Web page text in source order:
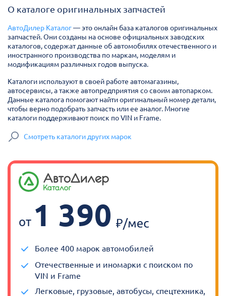
О каталоге оригинальных запчастей
АвтоДилер Каталог— это онлайн база каталогов оригинальных
запчастей. Они созданы на основе официальных заводских
каталогов, содержат данные об автомобилях отечественного и
иностранного производства по маркам, моделям и
модификациям различных годов выпуска.
Каталоги используют в своей работе автомагазины,
автосервисы, а также автопредприятия со своим автопарком.
Данные каталога помогают найти оригинальный номер детали,
чтобы верно подобрать запчасть или ее аналог. Многие
каталоги поддерживают поиск по VIN и Frame.
Смотреть каталоги других марок
от 1 390
Более 400 марок автомобилей
Отечественные и иномарки с поиском по
VIN и Frame
Легковые, грузовые, автобусы, спецтехника,